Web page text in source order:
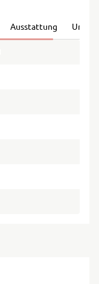
Ausstattung